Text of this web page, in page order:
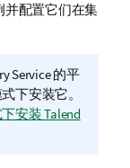
并配置它们在集
Service的平
下安装它。
安装 Talend